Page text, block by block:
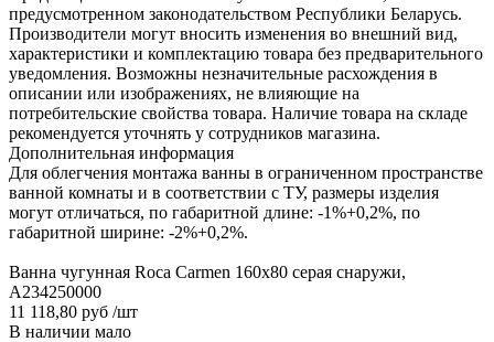
предусмотренном законодательством Республики Беларусь.
Производители могут вносить изменения во внешний вид,
характеристики и комплектацию товара без предварительного
уведомления. Возможны незначительные расхождения в
описании или изображениях, не влияющие на
потребительские свойства товара. Наличие товара на складе
рекомендуется уточнять у сотрудников магазина.
Дополнительная информация
Для облегчения монтажа ванны в ограниченном пространстве
ванной комнаты и в соответствии с ТУ, размеры изделия
могут отличаться, по габаритной длине: -1%+0,2%, по
габаритной ширине: -2%+0,2%.
Ванна чугунная Roca Carmen 160x80 серая снаружи,
A234250000
11 118,80 руб /шт
В наличии мало